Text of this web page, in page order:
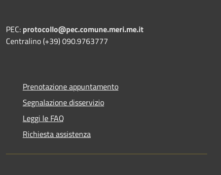
PEC: protocollo@pec.comune.meri.me.it
Centralino (+39) 090.9763777
Prenotazione appuntamento
Segnalazione disservizio
Leggi le FAQ
Richiesta assistenza